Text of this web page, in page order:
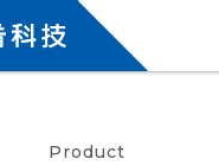
Product